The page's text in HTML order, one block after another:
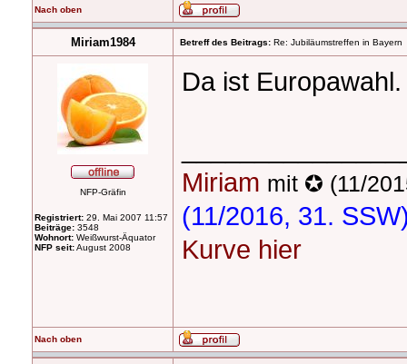
Nach oben
Miriam1984 Betreff des Beitrags: Re: Jubiläumstreffen in Bayern
NFP-Gräfin
Registriert: 29. Mai 2007 11:57
Beiträge: 3548
Wohnort: Weißwurst-Äquator
NFP seit:August 2008
Da ist
Miriam mit ✪ (11/
(11/2016, 31.
Kurve hier
Nach oben